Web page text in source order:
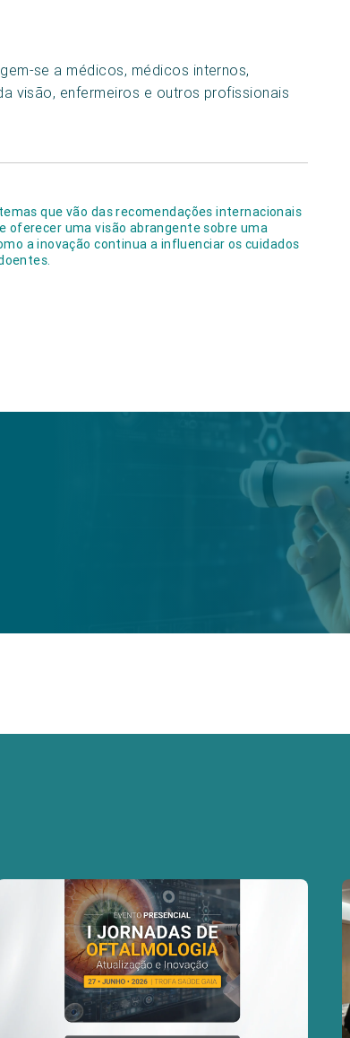
se a médicos, médicos internos,
visão, enfermeiros e outros profissionais
que vão das recomendações internacionais
uma visão abrangente sobre uma
a inovação continua a influenciar os cuidados